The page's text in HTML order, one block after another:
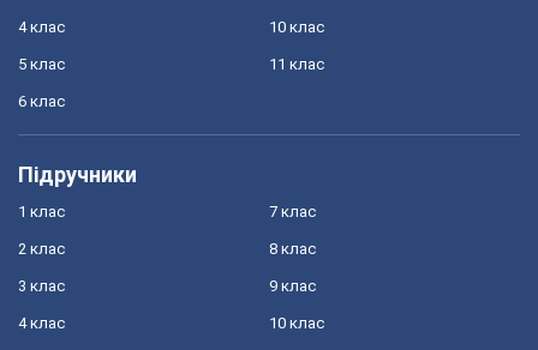
4 клас
5 клас
6 клас
10 клас
11 клас
Підручники
1 клас
2 клас
3 клас
4 клас
7 клас
8 клас
9 клас
10 клас